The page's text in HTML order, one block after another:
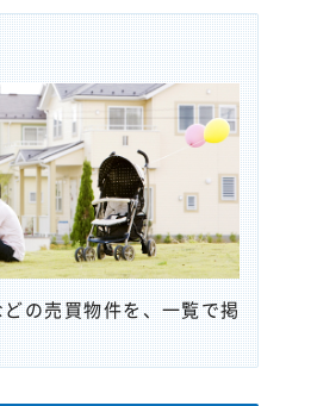
の売買物件を、一覧で掲